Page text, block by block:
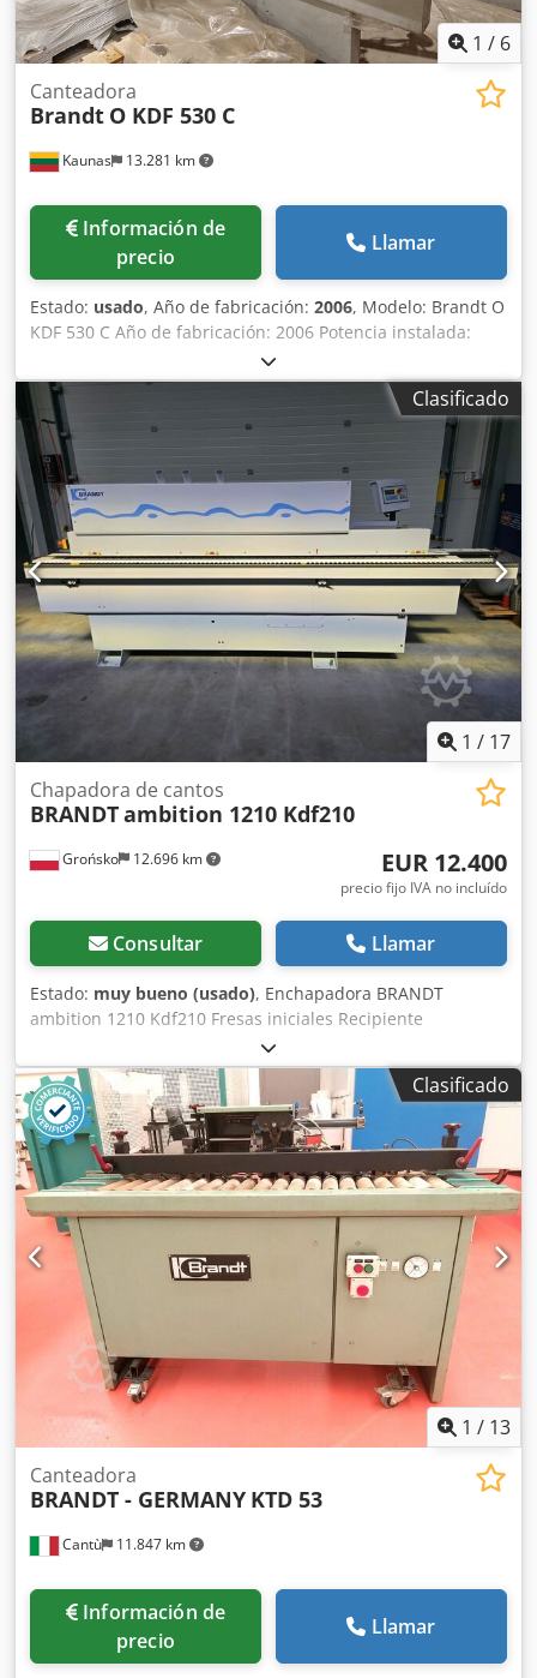
instalaciones previa cita. Solo ofrecemos máquinas que
están listas para la demostración en nuestro almacén,
consulte "otras ofertas de este proveedor".
1 / 6
Kaunas 13.281 km
Canteadora
Brandt O KDF 530 C
Información de
precio
Llamar
Estado: usado, Año de fabricación: 2006, Modelo: Brandt O
KDF 530 C Año de fabricación: 2006 Potencia instalada:
11,4 kW Velocidad de avance: 11 m/min Grosor de la pieza
de trabajo: 8-40 mm Grosor del borde: 0,4-6 mm Unidad
de preajuste: Sí Unidad de encolado: Sí, EVA Unidad de
corte final: Sí Unidad de corte de precisión: Sí Unidad de
redondeo de esquinas: Sí Aplicador de adhesivo: Sí Unidad
de pulido: Sí Chedpezkfu Sofx Alyea
Clasificado
1 / 17
Grońsko 12.696 km
Chapadora de cantos
BRANDTambition 1210 Kdf210
EUR 12.400
precio fijo IVA no incluído
Consultar Llamar
Estado: muy bueno (usado), Enchapadora BRANDT
ambition 1210 Kdf210 Fresas iniciales Recipiente
intercambiable Aplicación de adhesivo con rodillo
Guillotina inicial neumática Rodillos de presión Chedpfjzqz
Rpsx Alyoa Cuchillas de corte final Grupo de fresado
vertical y horizontal R1-R2 Ciclado de perfil Ciclado plano
Altura máxima de la pieza: 60 mm Grosor máximo del
chapa en rollo: 3 mm Avance: 11 m/min Longitud de la
máquina: 370 cm Potencia de conexión: aproximadamente
9 kW Máquina revisada, lista para funcionar.
Clasificado
1 / 13
Cantù 11.847 km
Canteadora
BRANDT - GERMANY KTD 53
Información de
precio
Llamar